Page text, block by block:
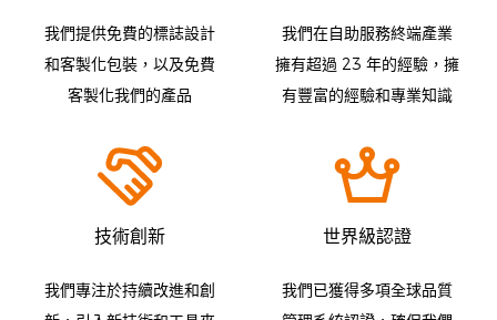
我們提供免費的標誌設計
和客製化包裝，以及免費
客製化我們的產品
我們在自助服務終端產業
擁有超過 23 年的經驗，擁
有豐富的經驗和專業知識
技術創新
我們專注於持續改進和創
世界級認證
我們已獲得多項全球品質